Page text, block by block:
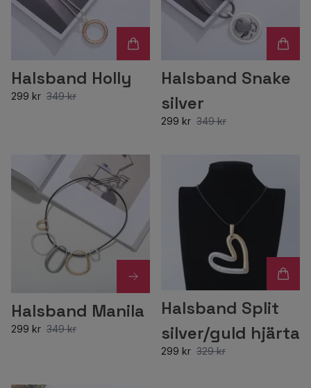
Halsband Holly
299 kr 349 kr
Halsband Snake
silver
299 kr 349 kr
Halsband Manila
299 kr 349 kr
Halsband Split
silver/guld hjärta
299 kr 329 kr